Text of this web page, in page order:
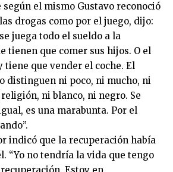
según el mismo Gustavo reconoció
drogas como por el juego, dijo:
juega todo el sueldo a la
tienen que comer sus hijos. O el
tiene que vender el coche. El
distinguen ni poco, ni mucho, ni
ni blanco, ni negro. Se
es una marabunta. Por el
indicó que la recuperación había
“Yo no tendría la vida que tengo